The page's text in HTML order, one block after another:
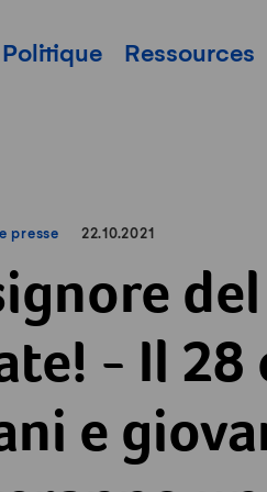
Politique Ressources
presse 22.10.2021
- Il 28
e